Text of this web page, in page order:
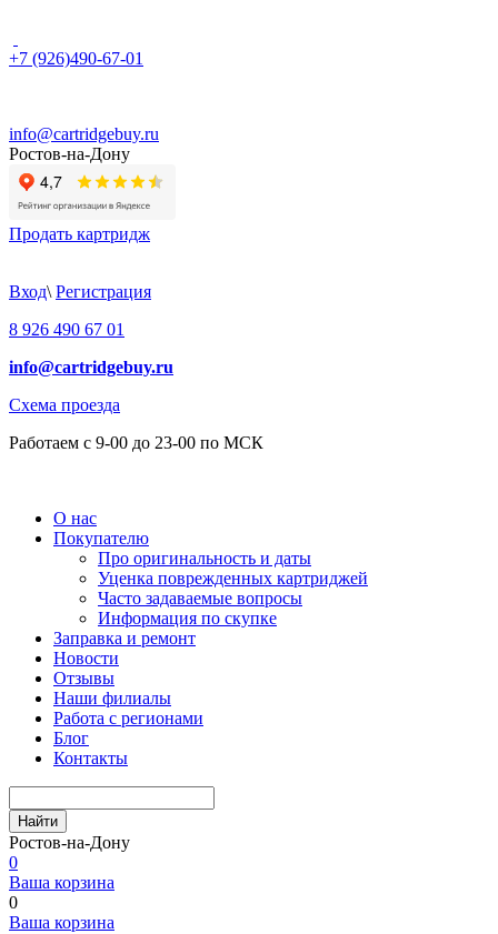
+7 (926)490-67-01
info@cartridgebuy.ru
Ростов-на-Дону
Продать картридж
Вход\ Регистрация
8 926 490 67 01
info@cartridgebuy.ru
Схема проезда
Работаем с 9-00 до 23-00 по МСК
О нас
Покупателю
Про оригинальность и даты
Уценка поврежденных картриджей
Часто задаваемые вопросы
Информация по скупке
Заправка и ремонт
Новости
Отзывы
Наши филиалы
Работа с регионами
Блог
Контакты
Найти
Ростов-на-Дону
0
Ваша корзина
0
Ваша корзина